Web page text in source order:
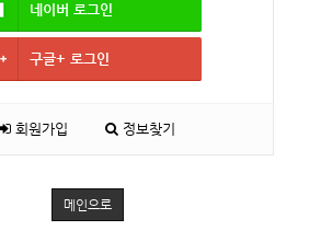
네이버 로그인
구글+ 로그인
회원가입 정보찾기
메인으로